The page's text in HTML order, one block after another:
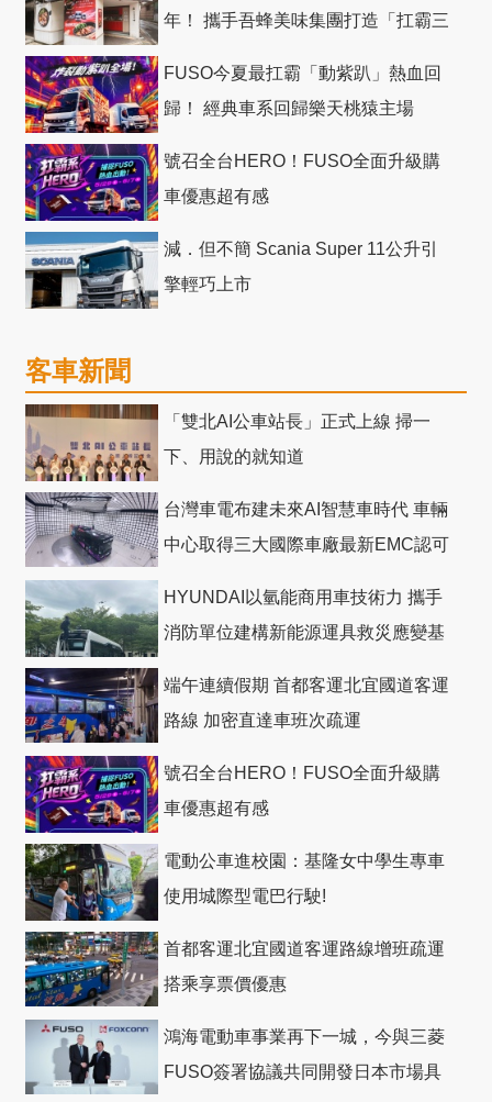
年！ 攜手吾蜂美味集團打造「扛霸三
FUSO今夏最扛霸「動紫趴」熱血回
歸！ 經典車系回歸樂天桃猿主場
號召全台HERO！FUSO全面升級購
車優惠超有感
減．但不簡 Scania Super 11公升引
擎輕巧上市
客車新聞
「雙北AI公車站長」正式上線 掃一
下、用說的就知道
台灣車電布建未來AI智慧車時代 車輛
中心取得三大國際車廠最新EMC認可
HYUNDAI以氫能商用車技術力 攜手
消防單位建構新能源運具救災應變基
端午連續假期 首都客運北宜國道客運
路線 加密直達車班次疏運
號召全台HERO！FUSO全面升級購
車優惠超有感
電動公車進校園：基隆女中學生專車
使用城際型電巴行駛!
首都客運北宜國道客運路線增班疏運
搭乘享票價優惠
鴻海電動車事業再下一城，今與三菱
FUSO簽署協議共同開發日本市場具